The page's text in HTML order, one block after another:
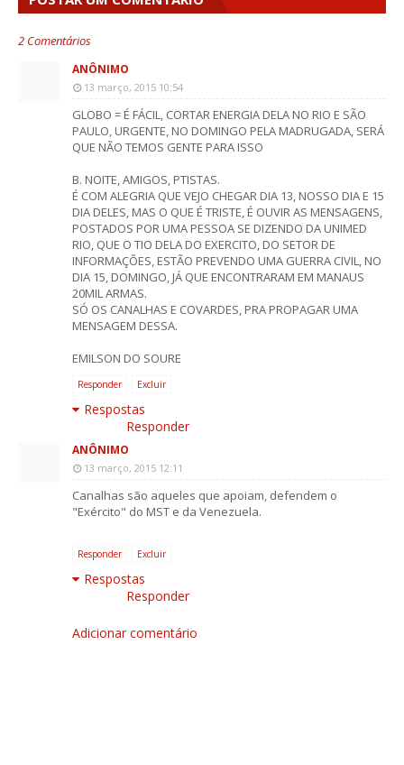
2 Comentários
ANÔNIMO
13 março, 2015 10:54
GLOBO = É FÁCIL, CORTAR ENERGIA DELA NO RIO E SÃO
PAULO, URGENTE, NO DOMINGO PELA MADRUGADA, SERÁ
QUE NÃO TEMOS GENTE PARA ISSO
B. NOITE, AMIGOS, PTISTAS.
É COM ALEGRIA QUE VEJO CHEGAR DIA 13, NOSSO DIA E 15
DIA DELES, MAS O QUE É TRISTE, É OUVIR AS MENSAGENS,
POSTADOS POR UMA PESSOA SE DIZENDO DA UNIMED
RIO, QUE O TIO DELA DO EXERCITO, DO SETOR DE
INFORMAÇÕES, ESTÃO PREVENDO UMA GUERRA CIVIL, NO
DIA 15, DOMINGO, JÁ QUE ENCONTRARAM EM MANAUS
20MIL ARMAS.
SÓ OS CANALHAS E COVARDES, PRA PROPAGAR UMA
MENSAGEM DESSA.
EMILSON DO SOURE
Responder Excluir
Respostas
Responder
ANÔNIMO
13 março, 2015 12:11
Canalhas são aqueles que apoiam, defendem o
"Exército" do MST e da Venezuela.
Responder Excluir
Respostas
Responder
Adicionar comentário